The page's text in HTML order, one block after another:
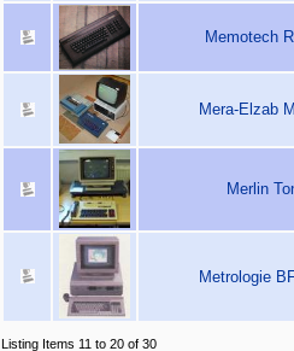
Memotech
Mera-Elzab
Merlin
Metrologie
Listing Items 11 to 20 of 30